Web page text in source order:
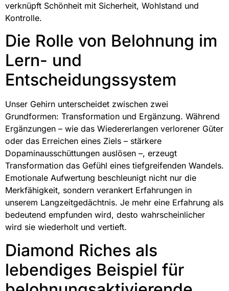
verknüpft Schönheit mit Sicherheit, Wohlstand und
Kontrolle.
Die Rolle von Belohnung im
Lern- und
Entscheidungssystem
Unser Gehirn unterscheidet zwischen zwei
Grundformen: Transformation und Ergänzung. Während
Ergänzungen – wie das Wiedererlangen verlorener Güter
oder das Erreichen eines Ziels – stärkere
Dopaminausschüttungen auslösen –, erzeugt
Transformation das Gefühl eines tiefgreifenden Wandels.
Emotionale Aufwertung beschleunigt nicht nur die
Merkfähigkeit, sondern verankert Erfahrungen in
unserem Langzeitgedächtnis. Je mehr eine Erfahrung als
bedeutend empfunden wird, desto wahrscheinlicher
wird sie wiederholt und vertieft.
Diamond Riches als
lebendiges Beispiel für